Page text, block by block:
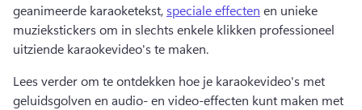
geanimeerde karaoketekst, speciale effecten en unieke
muziekstickers om in slechts enkele klikken professioneel
uitziende karaokevideo's te maken.
Lees verder om te ontdekken hoe je karaokevideo's met
geluidsgolven en audio- en video-effecten kunt maken met